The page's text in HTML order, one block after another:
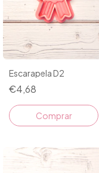
Escarapela D2
€4,68
Comprar